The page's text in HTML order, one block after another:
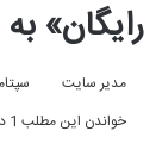
رایگان»
مدیر سایت سپتامبر
خواندن این مطلب 1 دقیقه زمان میبرد